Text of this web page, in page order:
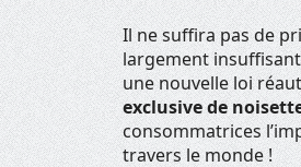
Il ne suffira pas de
largement
une nouvelle loi
exclusive de
consommatrices
travers le monde !